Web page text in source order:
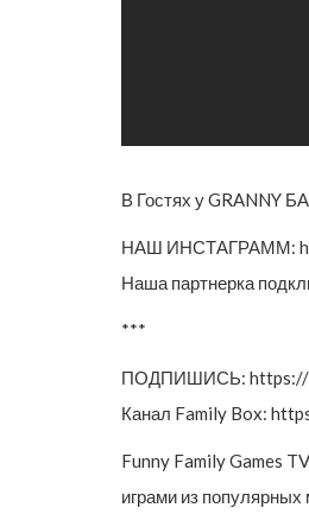
В Гостях у GRANNY
НАШ ИНСТАГРАММ:
Наша партнерка
***
ПОДПИШИСЬ: https://
Канал Family Box:
Funny Family Games
играми из